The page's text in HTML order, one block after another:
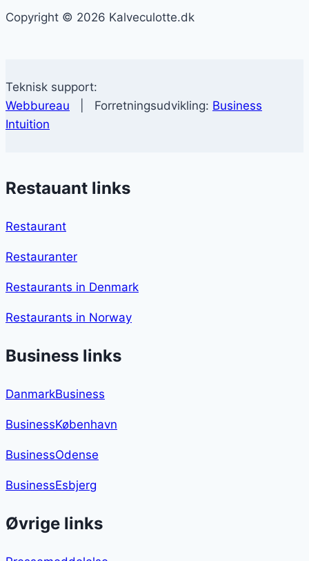
Copyright © 2026 Kalveculotte.dk
Teknisk support:
Webbureau | Forretningsudvikling: Business
Intuition
Restauant links
Restaurant
Restauranter
Restaurants in Denmark
Restaurants in Norway
Business links
DanmarkBusiness
BusinessKøbenhavn
BusinessOdense
BusinessEsbjerg
Øvrige links